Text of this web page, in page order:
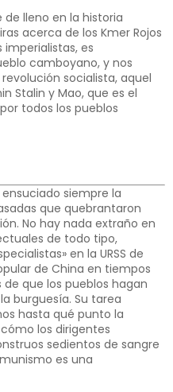
lleno en la historia
acerca de los Kmer Rojos
es
camboyano, y nos
socialista, aquel
Stalin y Mao, que es el
todos los pueblos
siempre la
que quebrantaron
No hay nada extraño en
de todo tipo,
en la URSS de
de China en tiempos
que los pueblos hagan
burguesía. Su tarea
hasta qué punto la
los dirigentes
sedientos de sangre
es una